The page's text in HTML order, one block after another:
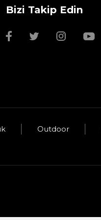
Wmf Bıçak Bileyi
Bizi Takip Edin
Outdoor